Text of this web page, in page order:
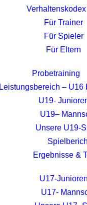
Verhaltenskodex
Für Trainer
Für Spieler
Für Eltern
Probetraining
Leistungsbereich – U16
U19-
U19–
Unsere U19-
Ergebnisse &
U17-Junioren
U17-